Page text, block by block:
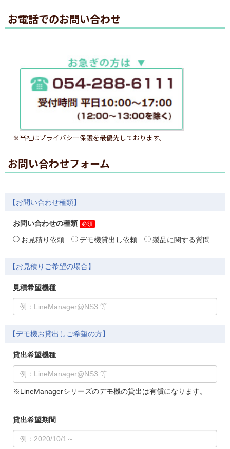
お電話でのお問い合わせ
※当社はプライバシー保護を最優先しております。
お問い合わせフォーム